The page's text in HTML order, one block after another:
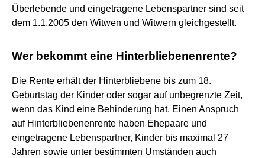
Überlebende und eingetragene Lebenspartner sind seit
dem 1.1.2005 den Witwen und Witwern gleichgestellt.
Wer bekommt eine Hinterbliebenenrente?
Die Rente erhält der Hinterbliebene bis zum 18.
Geburtstag der Kinder oder sogar auf unbegrenzte Zeit,
wenn das Kind eine Behinderung hat. Einen Anspruch
auf Hinterbliebenenrente haben Ehepaare und
eingetragene Lebenspartner, Kinder bis maximal 27
Jahren sowie unter bestimmten Umständen auch